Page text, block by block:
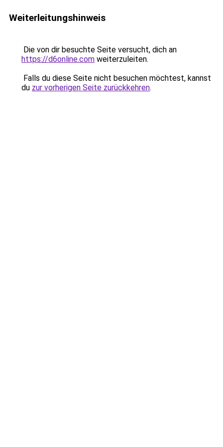
Weiterleitungshinweis
Die von dir besuchte Seite versucht, dich an
https://d6online.com weiterzuleiten.
Falls du diese Seite nicht besuchen möchtest, kannst
du zur vorherigen Seite zurückkehren.